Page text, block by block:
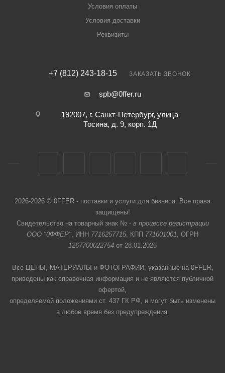
Условия оплаты
Условия доставки
Реквизиты
+7 (812) 243-18-15 ЗАКАЗАТЬ ЗВОНОК
spb@0ffer.ru
192007, г. Санкт-Петербург, улица
Тосина, д. 9, корп. 1Д
2026-2026 © 0FFER - поставки и услуги для бизнеса. Все права
защищены!
Свидетельство на товарный знак № - в процессе регистрации
ООО "0ФФЕР", ИНН 7716257715, КПП 771601001, ОГРН
1267700022754 от 28.01.2026
Все ЦЕНЫ, МАТЕРИАЛЫ и ФОТОГРАФИИ, указанные на 0FFER,
приведены как справочная информация и не являются публичной
офертой,
определяемой положениями ст. 437 ГК РФ, и могут быть изменены
в любое время без предупреждения.